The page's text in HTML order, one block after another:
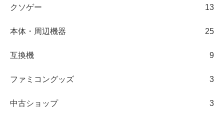
クソゲー 13
本体・周辺機器 25
互換機 9
ファミコングッズ 3
中古ショップ 3